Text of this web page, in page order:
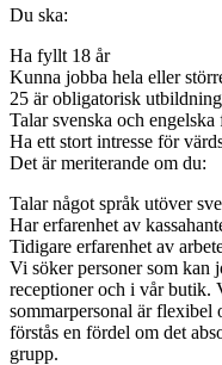
Du ska:
Ha fyllt 18 år
Kunna jobba hela eller
25 är obligatorisk
Talar svenska och engelska
Ha ett stort intresse för
Det är meriterande om du:
Talar något språk utöver
Har erfarenhet av
Tidigare erfarenhet av
Vi söker personer som kan
receptioner och i vår butik.
sommarpersonal är flexibel
förstås en fördel om det
grupp.